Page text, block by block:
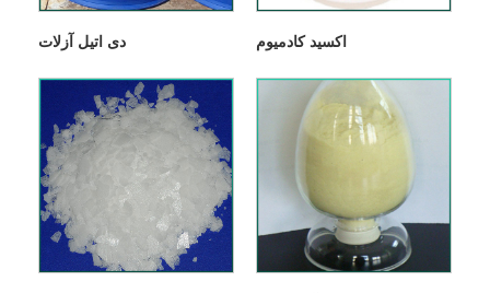
دی اتیل آزلات اکسید کادمیوم